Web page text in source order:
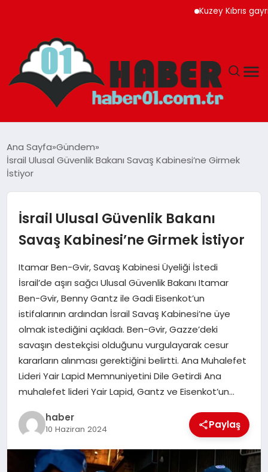
Kuzey Kıbrıs
ADANA
MAGAZIN
EĞITIM
TEKNOLOJI
Ana Sayfa Gündem
İsrail Ulusal Güvenlik Bakanı Savaş Kabinesi’ne Girmek
İstiyor
İsrail Ulusal Güvenlik Bakanı
Savaş Kabinesi’ne Girmek İstiyor
Itamar Ben-Gvir, Savaş Kabinesi Üyeliği İstedi
İsrail’de aşırı sağcı Ulusal Güvenlik Bakanı Itamar
Ben-Gvir, Benny Gantz ile Gadi Eisenkot’un
istifalarının ardından İsrail Savaş Kabinesi’ne üye
olmak istediğini açıkladı. Ben-Gvir, Gazze’deki
savaşın destekçisi olduğunu vurgulayarak cesur
kararların alınması gerektiğini belirtti. Ana Muhalefet
Lideri Yair Lapid Memnuniyetini Dile Getirdi Ana
muhalefet lideri Yair Lapid, Gantz ve Eisenkot’un…
haber
10 Haziran 2024 Paylaş